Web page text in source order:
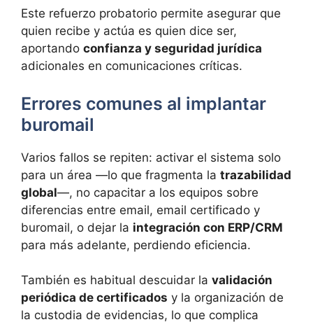
Este refuerzo probatorio permite asegurar que
quien recibe y actúa es quien dice ser,
aportando confianza y seguridad jurídica
adicionales en comunicaciones críticas.
Errores comunes al implantar
buromail
Varios fallos se repiten: activar el sistema solo
para un área —lo que fragmenta la trazabilidad
global—, no capacitar a los equipos sobre
diferencias entre email, email certificado y
buromail, o dejar la integración con ERP/CRM
para más adelante, perdiendo eficiencia.
También es habitual descuidar la validación
periódica de certificados y la organización de
la custodia de evidencias, lo que complica